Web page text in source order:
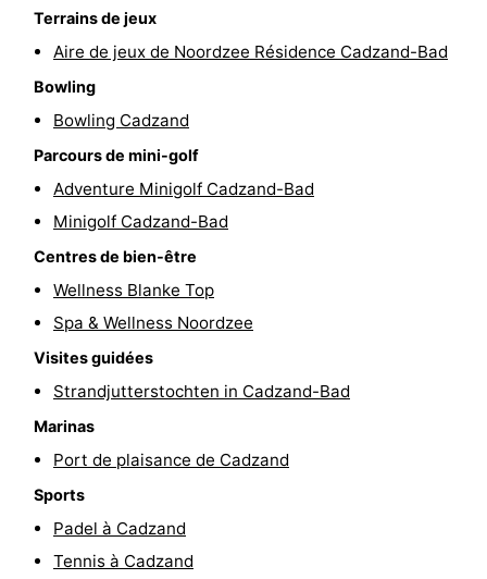
Monuments
Points
vue
Attractions
Croisières
Terrains
jeux
Aires
jeux
intérieures
Bowling
Parcours
golf
Centres
être
Villages
villes
Sports
Terrains de jeux
Aire de jeux de Noordzee Résidence Cadzand-Bad
Bowling
Bowling Cadzand
Parcours de mini-golf
Adventure Minigolf Cadzand-Bad
Minigolf Cadzand-Bad
Centres de bien-être
Wellness Blanke Top
Spa & Wellness Noordzee
Visites guidées
Strandjutterstochten in Cadzand-Bad
Marinas
Port de plaisance de Cadzand
Sports
Padel à Cadzand
Tennis à Cadzand